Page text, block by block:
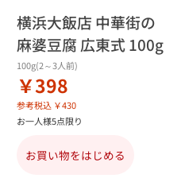
横浜大飯店 中華街の
麻婆豆腐 広東式 100g
100g(2～3人前)
￥398
参考税込 ￥430
お一人様5点限り
お買い物をはじめる